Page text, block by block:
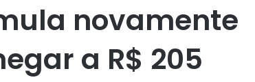
novamente
a R$ 205